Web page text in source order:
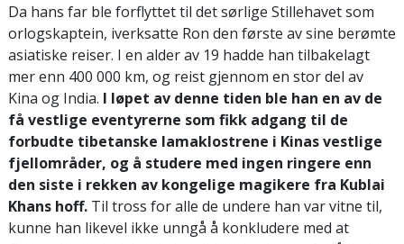
Da hans far ble forflyttet til det sørlige Stillehavet som
orlogskaptein, iverksatte Ron den første av sine berømte
asiatiske reiser. I en alder av 19 hadde han tilbakelagt
mer enn 400 000 km, og reist gjennom en stor del av
Kina og India. I løpet av denne tiden ble han en av de
få vestlige eventyrerne som fikk adgang til de
forbudte tibetanske lamaklostrene i Kinas vestlige
fjellområder, og å studere med ingen ringere enn
den siste i rekken av kongelige magikere fra Kublai
Khans hoff. Til tross for alle de undere han var vitne til,
kunne han likevel ikke unngå å konkludere med at